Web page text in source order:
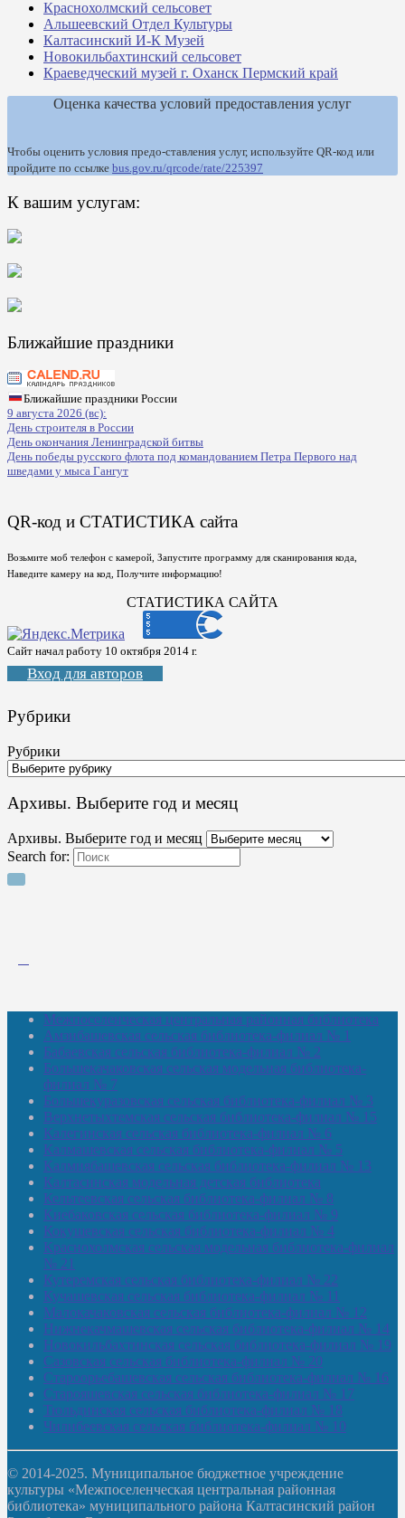
Краснохолмский сельсовет
Альшеевский Отдел Культуры
Калтасинский И-К Музей
Новокильбахтинский сельсовет
Краеведческий музей г. Оханск Пермский край
Оценка качества условий предоставления услуг
Чтобы оценить условия предо-ставления услуг, используйте QR-код или
пройдите по ссылке bus.gov.ru/qrcode/rate/225397
К вашим услугам:
Ближайшие праздники
Ближайшие праздники России
9 августа 2026 (вс):
День строителя в России
День окончания Ленинградской битвы
День победы русского флота под командованием Петра Первого над
шведами у мыса Гангут
QR-код и СТАТИСТИКА сайта
Возьмите моб телефон с камерой, Запустите программу для сканирования кода,
Наведите камеру на код, Получите информацию!
СТАТИСТИКА САЙТА
Сайт начал работу 10 октября 2014 г.
Вход для авторов
Рубрики
Рубрики
Архивы. Выберите год и месяц
Архивы. Выберите год и месяц
Search for:
Межпоселенческая центральная районная библиотека
Амзибашевская сельская библиотека-филиал № 1
Бабаевская сельская библиотека-филиал № 2
Большекачаковская сельская модельная библиотека-
филиал № 7
Большекуразовская сельская библиотека-филиал № 3
Верхнетыхтемская сельская библиотека-филиал № 15
Калегинская сельская библиотека-филиал № 6
Калмашевская сельская библиотека-филиал № 5
Калмиябашевская сельская библиотека-филиал № 13
Калтасинская модельная детская библиотека
Кельтеевская сельская библиотека-филиал № 8
Киебаковская сельская библиотека-филиал № 9
Кокушевская сельская библиотека-филиал № 4
Краснохолмская сельская модельная библиотека-филиал
№ 21
Кутеремская сельская библиотека-филиал № 22
Кучашевская сельская библиотека-филиал № 11
Малокачаковская сельская библиотека-филиал № 12
Нижнекачмашевская сельская библиотека-филиал № 14
Новокильбахтинская сельская библиотека-филиал № 19
Сазовская сельская библиотека-филиал № 20
Староорьебашевская сельская библиотека-филиал № 16
Старояшевская сельская библиотека-филиал № 17
Тюльдинская сельская библиотека-филиал № 18
Чилибеевская сельская библиотека-филиал № 10
© 2014-2025. Муниципальное бюджетное учреждение
культуры «Межпоселенческая центральная районная
библиотека» муниципального района Калтасинский район